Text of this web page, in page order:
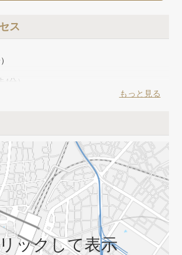
ス
分）
もっと見る
ックして表示